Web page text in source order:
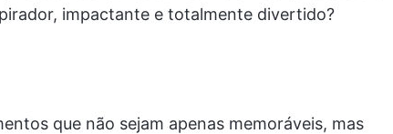
impactante e totalmente divertido?
que não sejam apenas memoráveis, mas